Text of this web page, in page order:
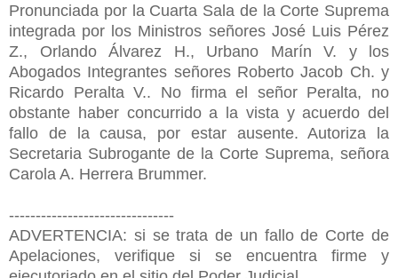
Pronunciada por la Cuarta Sala de la Corte Suprema
integrada por los Ministros señores José Luis Pérez
Z., Orlando Álvarez H., Urbano Marín V. y los
Abogados Integrantes señores Roberto Jacob Ch. y
Ricardo Peralta V.. No firma el señor Peralta, no
obstante haber concurrido a la vista y acuerdo del
fallo de la causa, por estar ausente. Autoriza la
Secretaria Subrogante de la Corte Suprema, señora
Carola A. Herrera Brummer.
-------------------------------
ADVERTENCIA: si se trata de un fallo de Corte de
Apelaciones, verifique si se encuentra firme y